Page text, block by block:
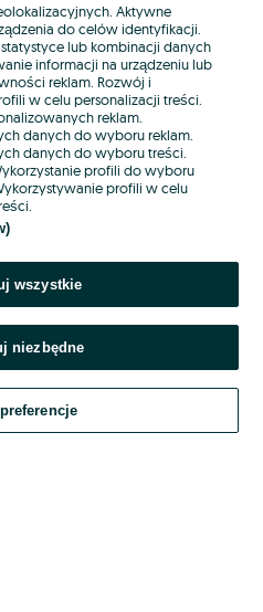
się
z dostawców wskazanych powyżej,
OLX.pl w jego aktualnym brzmieniu.
Aktywne
do celów identyfikacji.
lub kombinacji danych
informacji na urządzeniu lub
reklam. Rozwój i
w celu personalizacji treści.
reklam.
danych do wyboru reklam.
danych do wyboru treści.
profili do wyboru
profili w celu
wszystkie
niezbędne